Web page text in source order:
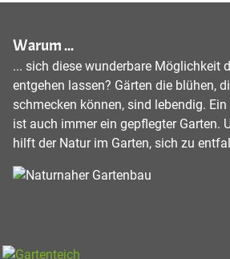
Warum ...
... sich diese wunderbare Möglichkeit
entgehen lassen? Gärten die blühen,
schmecken können, sind lebendig.
ist auch immer ein gepflegter Garten.
hilft der Natur im Garten, sich zu